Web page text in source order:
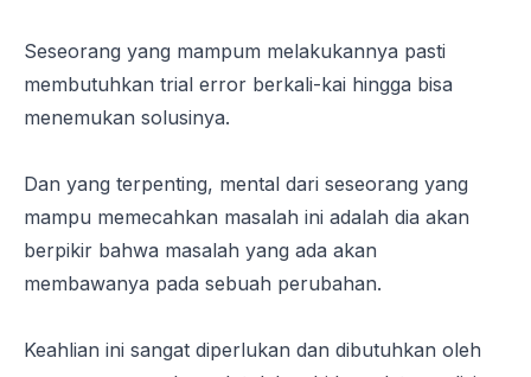
Seseorang yang mampum melakukannya pasti
membutuhkan trial error berkali-kai hingga bisa
menemukan solusinya.
Dan yang terpenting, mental dari seseorang yang
mampu memecahkan masalah ini adalah dia akan
berpikir bahwa masalah yang ada akan
membawanya pada sebuah perubahan.
Keahlian ini sangat diperlukan dan dibutuhkan oleh